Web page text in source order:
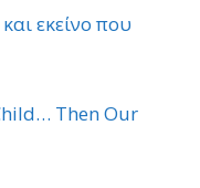
εκείνο που
Then Our